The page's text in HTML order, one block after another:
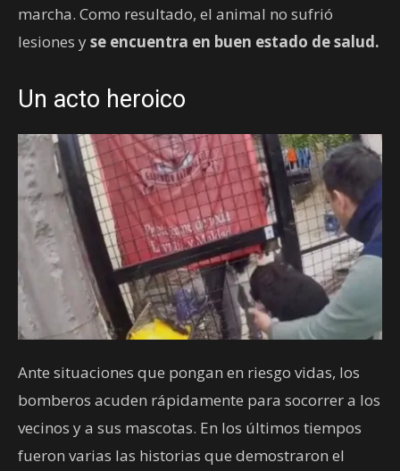
marcha. Como resultado, el animal no sufrió
lesiones yse encuentra en buen estado de salud.
Un acto heroico
Ante situaciones que pongan en riesgo vidas, los
bomberos acuden rápidamente para socorrer a los
vecinos y a sus mascotas. En los últimos tiempos
fueron varias las historias que demostraron el